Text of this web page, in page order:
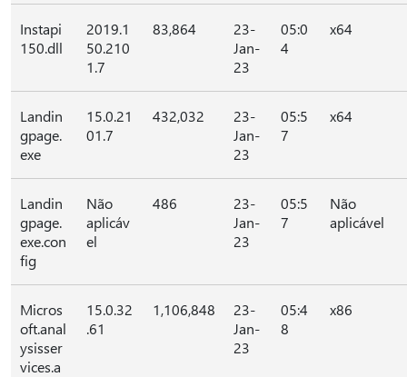
Instapi
150.dll
2019.1
50.210
1.7
83,864
23-
Jan-
23
05:0
4
x64
Landin
gpage.
exe
15.0.21
01.7
432,032
23-
Jan-
23
05:5
7
x64
Landin
gpage.
exe.con
fig
Não
aplicáv
el
486
23-
Jan-
23
05:5
7
Não
aplicável
Micros
oft.anal
ysisser
vices.a
15.0.32
.61
1,106,848
23-
Jan-
23
05:4
8
x86